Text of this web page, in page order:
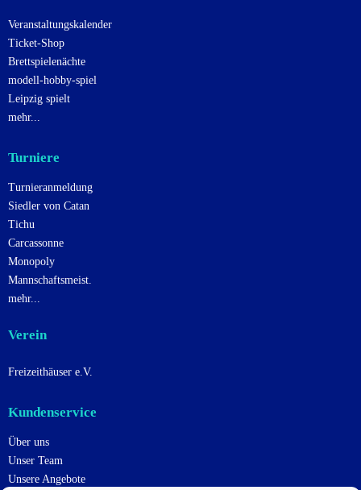
Veranstaltungskalender
Ticket-Shop
Brettspielenächte
modell-hobby-spiel
Leipzig spielt
mehr...
Turniere
Turnieranmeldung
Siedler von Catan
Tichu
Carcassonne
Monopoly
Mannschaftsmeist.
mehr...
Verein
Freizeithäuser e.V.
Kundenservice
Über uns
Unser Team
Unsere Angebote